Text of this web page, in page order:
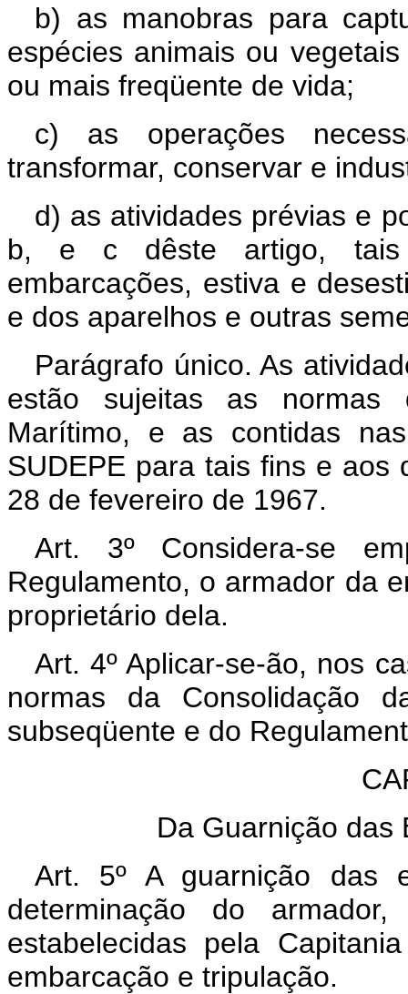
b) as manobras para
espécies animais ou
ou mais freqüente de vida;
c) as operações
transformar, conservar e
d) as atividades prévias e
b, e c dêste artigo, tais
embarcações, estiva e
e dos aparelhos e outras
Parágrafo único. As
estão sujeitas as normas
Marítimo, e as contidas
SUDEPE para tais fins e aos
28 de fevereiro de 1967.
Art. 3º Considera-se
Regulamento, o armador da
proprietário dela.
Art. 4º Aplicar-se-ão, nos
normas da Consolidação
subseqüente e do
Da Guarnição das
Art. 5º A guarnição das
determinação do
estabelecidas pela
embarcação e tripulação.